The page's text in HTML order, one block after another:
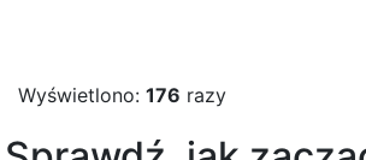
Wyświetlono: 176 razy